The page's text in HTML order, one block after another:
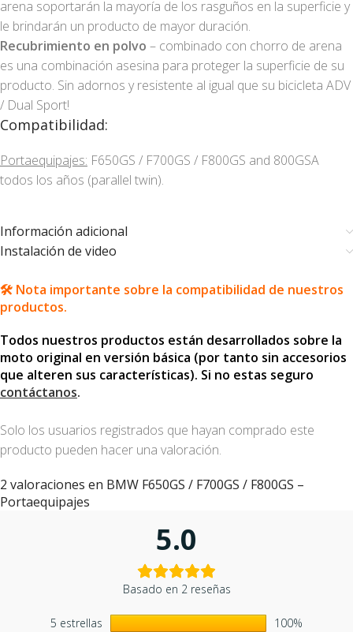
arena soportarán la mayoría de los rasguños en la superficie y
le brindarán un producto de mayor duración.
Recubrimiento en polvo – combinado con chorro de arena
es una combinación asesina para proteger la superficie de su
producto. Sin adornos y resistente al igual que su bicicleta ADV
/ Dual Sport!
Compatibilidad:
Portaequipajes: F650GS / F700GS / F800GS and 800GSA
todos los años (parallel twin).
Información adicional
Instalación de video
🛠️ Nota importante sobre la compatibilidad de nuestros
productos.
Todos nuestros productos están desarrollados sobre la
moto original en versión básica (por tanto sin accesorios
que alteren sus características). Si no estas seguro
contáctanos.
2 valoraciones en BMW F650GS / F700GS / F800GS –
Portaequipajes
5.0
Basado en 2 reseñas
5 estrellas
100%
Solo los usuarios registrados que hayan comprado este
producto pueden hacer una valoración.